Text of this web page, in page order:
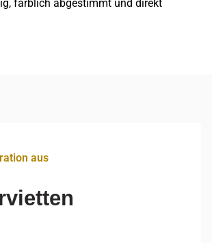
farblich abgestimmt und direkt
aus